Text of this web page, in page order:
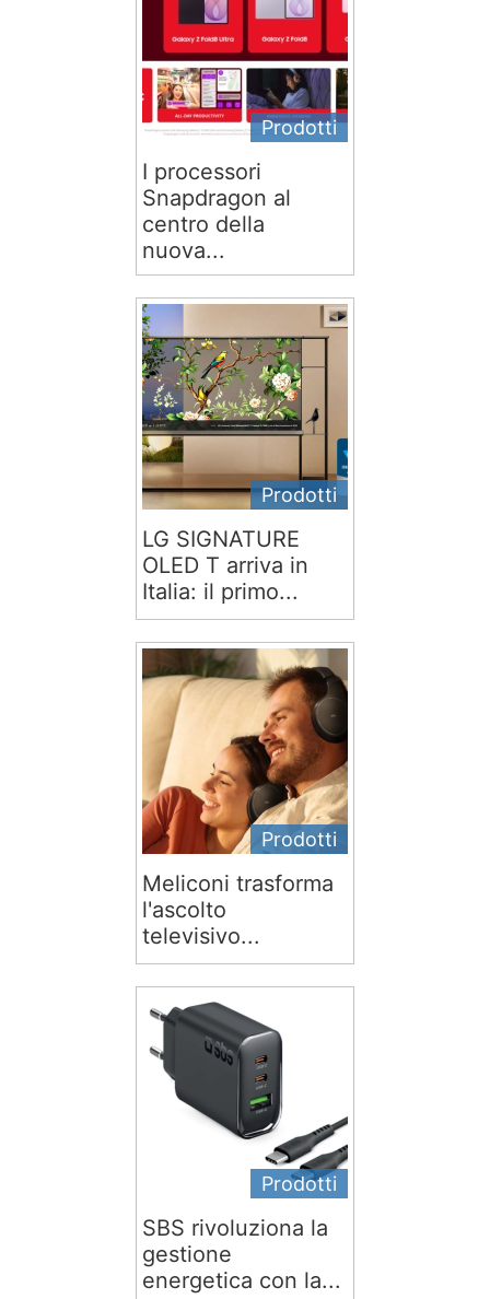
Prodotti
I processori
Snapdragon al
centro della
nuova...
Prodotti
LG SIGNATURE
OLED T arriva in
Italia: il primo...
Prodotti
Meliconi trasforma
l'ascolto
televisivo...
Prodotti
SBS rivoluziona la
gestione
energetica con la...